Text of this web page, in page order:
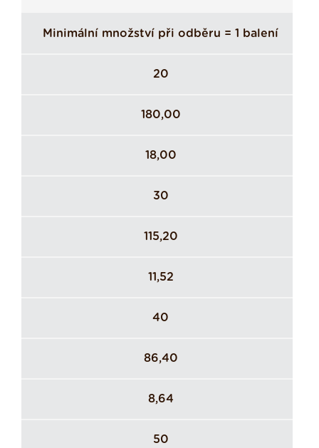
Minimální množství při odběru = 1 balení
20
180,00
18,00
30
115,20
11,52
40
86,40
8,64
50